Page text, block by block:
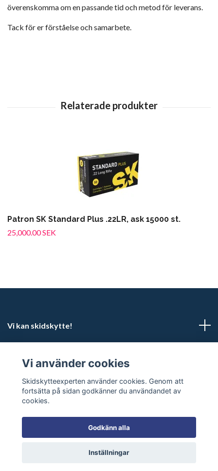
överenskomma om en passande tid och metod för leverans.
Tack för er förståelse och samarbete.
Patron SK Standard Plus .22LR, ask 15000 st.
25,000.00 SEK
Vi kan skidskytte!
Sociala medier
© 2026 Skidskytteexperten
Vi använder cookies
Skidskytteexperten använder cookies. Genom att
fortsätta på sidan godkänner du användandet av
cookies.
Godkänn alla
Inställningar